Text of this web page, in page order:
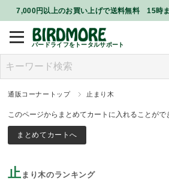
7,000円以上のお買い上げで送料無料 15時
バードライフをトータルサポート
通販コーナートップ 止まり木
このページからまとめてカートに入れることがで
止 まり木のランキング